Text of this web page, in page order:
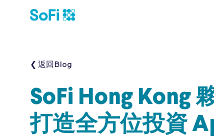
❮ 返回Blog
SoFi Hong Kong
打造全方位投資